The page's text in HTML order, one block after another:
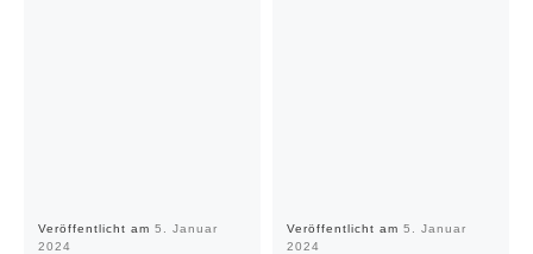
Veröffentlicht am 5. Januar
2024
Veröffentlicht am 5. Januar
2024